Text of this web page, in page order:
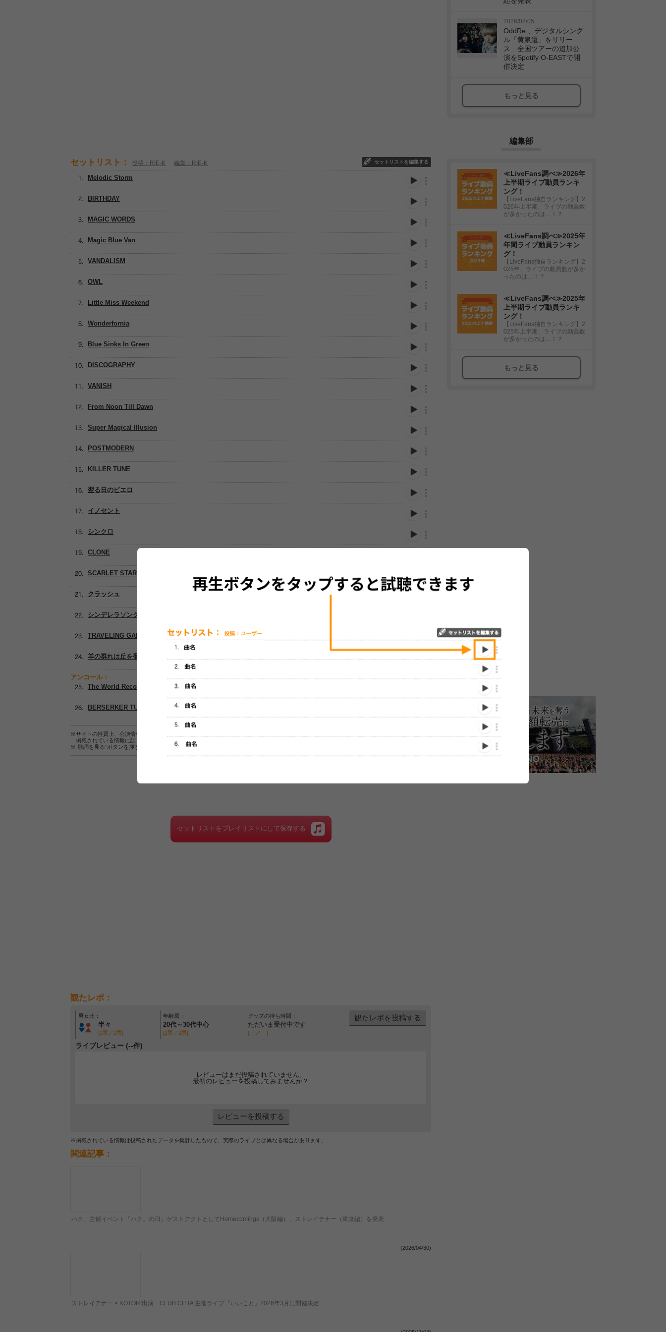
セットリスト： 投稿：RIE-K 編集：RIE-K セットリストを編集する
OWL
Blue Sinks In Green
Magic Blue Van
MAGIC WORDS
VANDALISM
Melodic Storm
Little Miss Weekend
Wonderfornia
BIRTHDAY
DISCOGRAPHY
VANISH
From Noon Till Dawn
Super Magical Illusion
POSTMODERN
KILLER TUNE
翌る日のピエロ
イノセント
シンクロ
CLONE
SCARLET STARLET
クラッシュ
シンデレラソング
TRAVELING GARGOYLE
羊の群れは丘を登る
アンコール：
The World Record
BERSERKER TUNE
※サイトの性質上、公演情報およびセットリスト情報の正確性は保証されませんので、あらかじめご了承ください。
掲載されている情報に誤りがある場合は、
こちらよりご連絡をお願い致します。
※“歌詞を見る”ボタンを押すと、株式会社ページワンが運営する歌詞サイト「
セットリストをプレイリストにして保存する
観たレポ：
男女比：
半々
[2票／2票]
年齢層：
20代～30代中心
[2票／2票]
グッズの待ち時間：
ただいま受付中です
[---／---]
観たレポを投稿する
ライブレビュー (--件)
レビューはまだ投稿されていません。
最初のレビューを投稿してみませんか？
レビューを投稿する
※掲載されている情報は投稿されたデータを集計したもので、実際のライブとは異なる場合があります。
関連記事：
ハク。主催イベント『ハク。の日』ゲストアクトとしてHomecomings（大阪編）、ストレイテナー（東京編）を発表
(2026/04/30)
ストレイテナー × KOTORI出演 CLUB CITTA’主催ライブ『いいこと』2026年3月に開催決定
2026/08/05
OddRe:、デジタルシング
ル「黄泉還」をリリー
ス 全国ツアーの追加公
演をSpotify O-EASTで開
催決定
もっと見る
編集部
≪LiveFans調べ≫2026年
上半期ライブ動員ランキ
ング！
【LiveFans独自ランキング】2
026年上半期、ライブの動員数
が多かったのは…！？
≪LiveFans調べ≫2025年
年間ライブ動員ランキン
グ！
【LiveFans独自ランキング】2
025年、ライブの動員数が多か
ったのは…！？
≪LiveFans調べ≫2025年
上半期ライブ動員ランキ
ング！
【LiveFans独自ランキング】2
025年上半期、ライブの動員数
が多かったのは…！？
もっと見る